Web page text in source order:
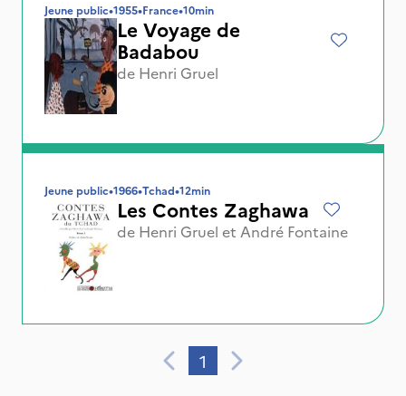
Jeune public•1955•France•10min
Le Voyage de
Badabou
de Henri Gruel
Jeune public•1966•Tchad•12min
Les Contes Zaghawa
de Henri Gruel et André Fontaine
1